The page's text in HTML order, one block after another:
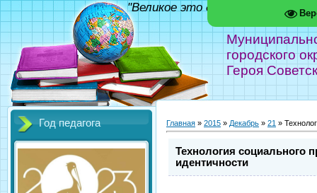
городского
Героя
"Великое это дело - школа!"
Год педагога Главная » 2015 » Декабрь » 21 »
Технология социального
идентичности